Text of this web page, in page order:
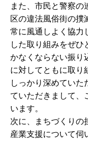
また、市民と警察
区の違法風俗街の撲
常に風通しよく協力
した取り組みをぜ
かなくならない振り
に対してともに取り
しっかり深めてい
ていただきまして、
います。
次に、まちづくりの
産業支援について伺